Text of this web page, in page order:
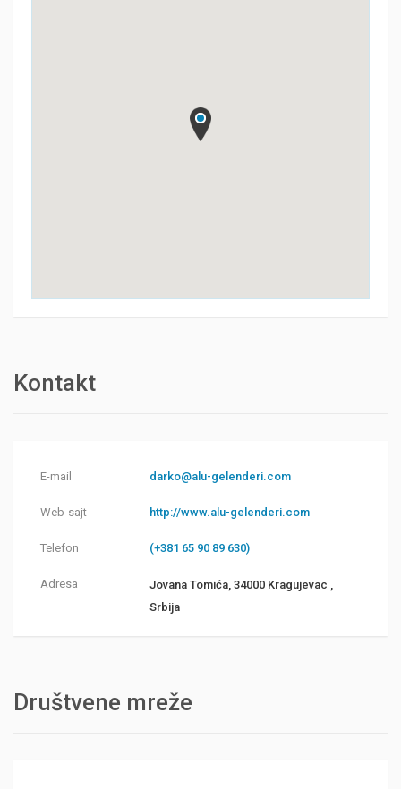
Kontakt
E-mail darko@alu-gelenderi.com
Web-sajt http://www.alu-gelenderi.com
Telefon (+381 65 90 89 630)
Adresa
Jovana Tomića, 34000 Kragujevac ,
Srbija
Društvene mreže